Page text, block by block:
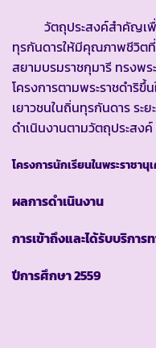
วัตถุประสงค์สำคัญเพื่อ
ทุรกันดารให้มีคุณภาพชีวิต
สยามบรมราชกุมารี ทรงพร
โครงการตามพระราชดำริ
เยาวชนในถิ่นทุรกันดาร ระ
ดำเนินงานตามวัตถุประสง
โครงการนักเรียนในพระราชานุ
ผลการดำเนินงาน
การเข้าถึงและได้รับบริการ
ปีการศึกษา2559